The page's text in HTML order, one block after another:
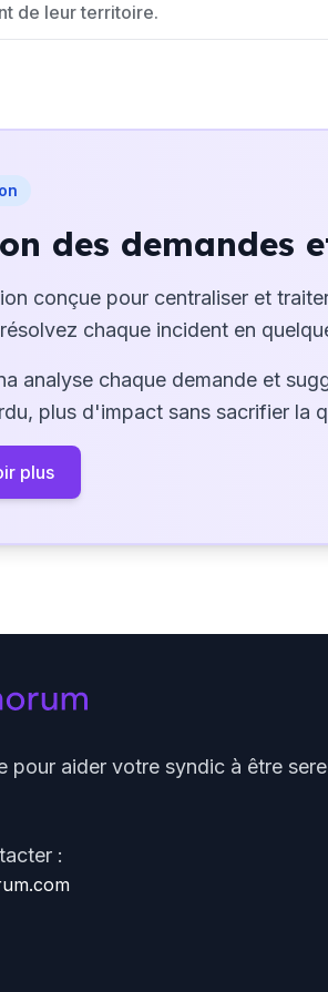
de leur territoire.
des demandes
conçue pour centraliser et
chaque incident en
analyse chaque demande et
plus d'impact sans sacrifier la
plus
pour aider votre syndic à être
: